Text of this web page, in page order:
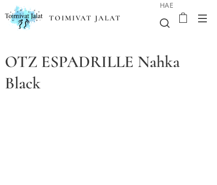
TOIMIVAT JALAT
HAE
OTZ ESPADRILLE Nahka
Black